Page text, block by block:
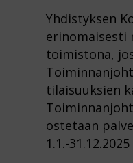
Yhdistyksen
erinomaisesti
toimistona,
tilaisuuksien
ostetaan
1.1.-